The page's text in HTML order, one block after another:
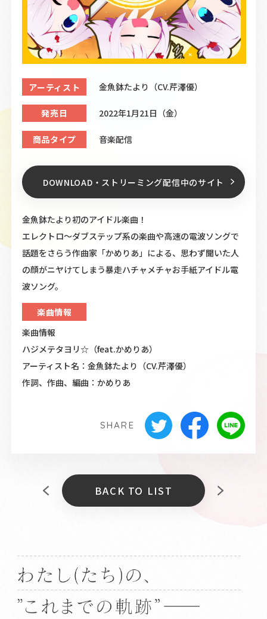
アーティスト 金魚鉢たより（CV.芹澤優）
発売日 2022年1月21日（金）
商品タイプ 音楽配信
DOWNLOAD・ストリーミング配信中のサイト
金魚鉢たより初のアイドル楽曲！
エレクトロ〜ダブステップ系の楽曲や高速の電波ソングで
話題をさらう作曲家「かめりあ」による、思わず聞いた人
の顔がニヤけてしまう暴走ハチャメチャお手紙アイドル電
波ソング。
楽曲情報
楽曲情報
ハジメテタヨリ☆（feat.かめりあ）
アーティスト名：金魚鉢たより（CV.芹澤優）
作詞、作曲、編曲：かめりあ
SHARE
BACK TO LIST